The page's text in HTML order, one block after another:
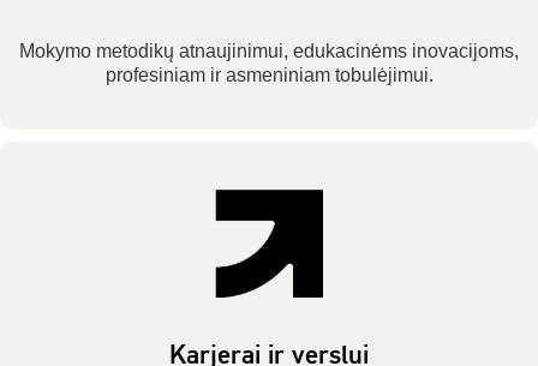
Mokymo metodikų atnaujinimui, edukacinėms inovacijoms,
profesiniam ir asmeniniam tobulėjimui.
Karjerai ir verslui